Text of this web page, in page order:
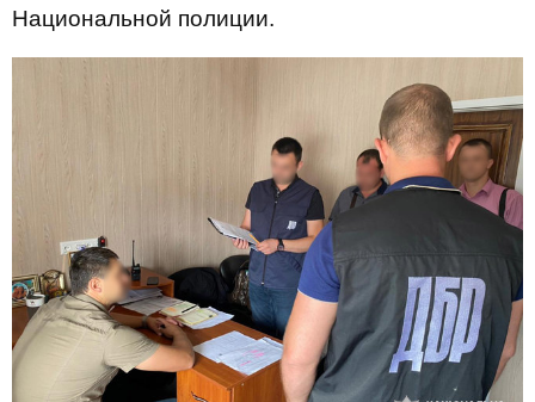
Национальной полиции.